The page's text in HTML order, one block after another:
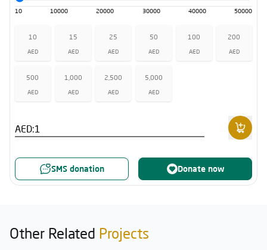
10 10000 20000 30000 40000 50000
10
AED
15
AED
25
AED
50
AED
100
AED
200
AED
500
AED
1,000
AED
2,500
AED
5,000
AED
AED:
SMS donation Donate now
Other Related Projects